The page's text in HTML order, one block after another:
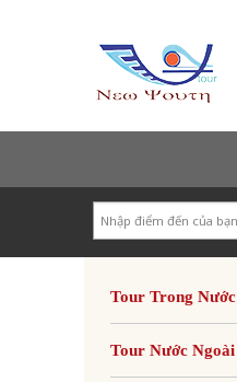
Search
Tour Trong Nước
Tour Nước Ngoài